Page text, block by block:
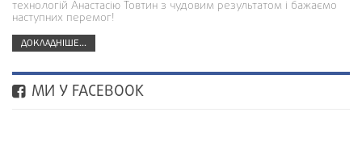
технологій Анастасію Товтин з чудовим результатом і бажаємо
наступних перемог!
ДОКЛАДНІШЕ...
МИ У FACEBOOK